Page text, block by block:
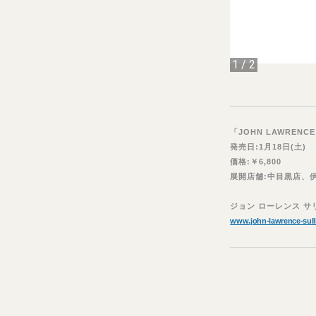
1 /2
「JOHN
発売日:1月18日(土)
価格:￥6,800
展開店舗:中目黒店、
ジョン ローレンス
www.john-lawrence-